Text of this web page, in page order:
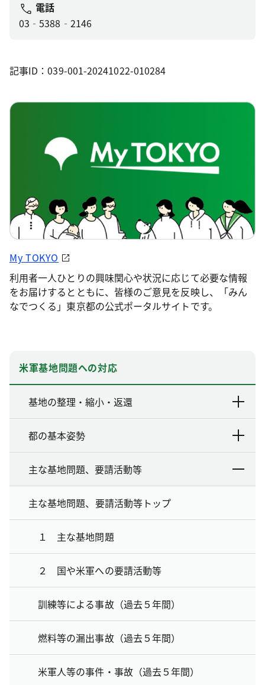
電話
03‐5388‐2146
記事ID：039-001-20241022-010284
My TOKYO
利用者一人ひとりの興味関心や状況に応じて必要な情報
をお届けするとともに、皆様のご意見を反映し、「みん
なでつくる」東京都の公式ポータルサイトです。
米軍基地問題への対応
基地の整理・縮小・返還
都の基本姿勢
主な基地問題、要請活動等
主な基地問題、要請活動等トップ
１ 主な基地問題
２ 国や米軍への要請活動等
訓練等による事故（過去５年間）
燃料等の漏出事故（過去５年間）
米軍人等の事件・事故（過去５年間）